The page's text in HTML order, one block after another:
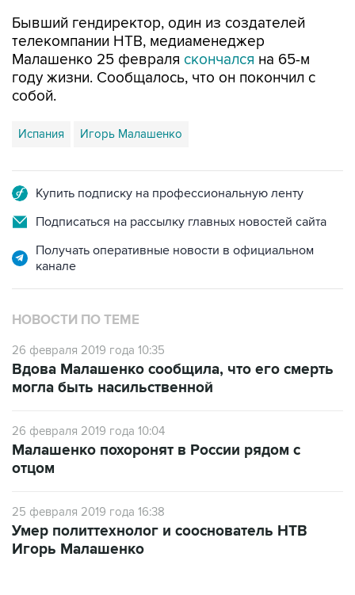
Бывший гендиректор, один из создателей
телекомпании НТВ, медиаменеджер
Малашенко 25 февраля скончался на 65-м
году жизни. Сообщалось, что он покончил с
собой.
Испания Игорь Малашенко
Купить подписку на профессиональную ленту
Подписаться на рассылку главных новостей сайта
Получать оперативные новости в официальном
канале
НОВОСТИ ПО ТЕМЕ
26 февраля 2019 года 10:35
Вдова Малашенко сообщила, что его смерть
могла быть насильственной
26 февраля 2019 года 10:04
Малашенко похоронят в России рядом с
отцом
25 февраля 2019 года 16:38
Умер политтехнолог и сооснователь НТВ
Игорь Малашенко